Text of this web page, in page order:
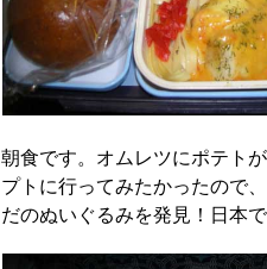
朝食です。オムレツにポテト
プトに行ってみたかったので
だのぬいぐるみを発見！日本